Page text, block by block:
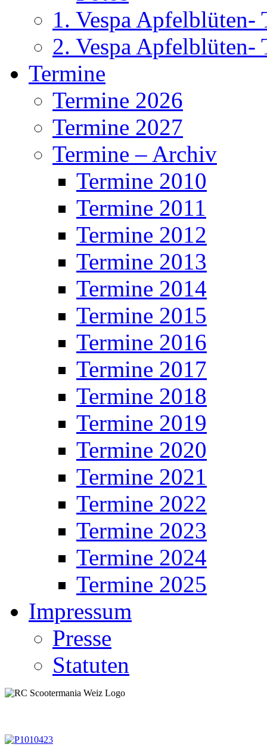
1. Vespa Apfelblüten-
2. Vespa Apfelblüten-
Termine
Termine 2026
Termine 2027
Termine – Archiv
Termine 2010
Termine 2011
Termine 2012
Termine 2013
Termine 2014
Termine 2015
Termine 2016
Termine 2017
Termine 2018
Termine 2019
Termine 2020
Termine 2021
Termine 2022
Termine 2023
Termine 2024
Termine 2025
Impressum
Presse
Statuten